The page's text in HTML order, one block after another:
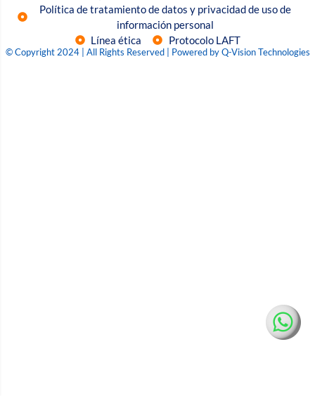
Política de tratamiento de datos y privacidad de uso de
información personal
Línea ética
Protocolo LAFT
© Copyright 2024 | All Rights Reserved | Powered by Q-Vision Technologies